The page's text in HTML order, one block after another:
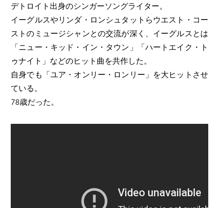
デトロイト出身のシンガーソングライター。
イーグルスやリンダ・ロンシュタットらウエスト・コー
ストのミュージシャンとの交流が深く、イーグルスとは
「ニュー・キッド・イン・タウン」「ハートエイク・ト
ゥナイト」などのヒット曲を共作した。
自身でも「ユア・オンリー・ロンリー」を大ヒットさせ
ている。
78歳だった。